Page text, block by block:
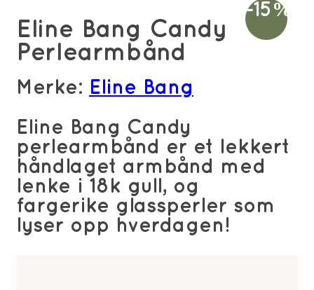
-15%
Eline Bang Candy
Perlearmbånd
Merke: Eline Bang
Eline Bang Candy
perlearmbånd er et lekkert
håndlaget armbånd med
lenke i 18k gull, og
fargerike glassperler som
lyser opp hverdagen!